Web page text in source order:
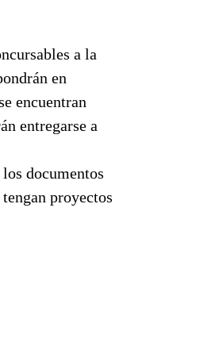
a la
en
encuentran
entregarse a
documentos
proyectos